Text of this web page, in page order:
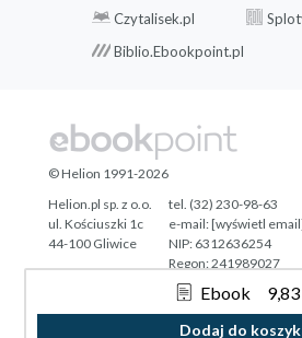
Ebook 9,83
Dodaj do
Czytalisek.pl
Biblio.Ebookpoint.pl
Tonik.pl
© Helion 1991-2026
Helion.pl sp. z o.o.
ul. Kościuszki 1c
44-100 Gliwice
tel. (32) 230-98-63
e-mail:[wyświetl
NIP: 6312636254
Regon: 241989027